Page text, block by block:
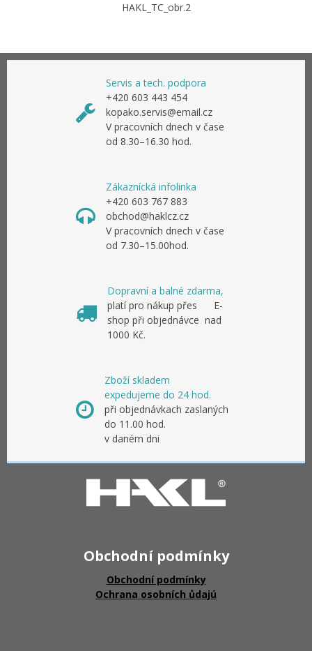
HAKL_TC_obr.2
Servis a tech. podpora
+420 603 443 454
kopako.servis@email.cz
V pracovních dnech v čase
od 8.30–16.30 hod.
Zákaznícká infolinka
+420 603 767 883
obchod@haklcz.cz
V pracovních dnech v čase
od 7.30–15.00hod.
Dopravní a balné zdarma,
platí pro nákup přes E-
shop při objednávce nad
1000 Kč.
Zboží skladem
expedujeme do 24 hod.
při objednávkach zaslaných
do 11.00 hod.
v daném dni
Obchodní podmínky
Obchodní podmínky
Ochrana osobních ůdajú